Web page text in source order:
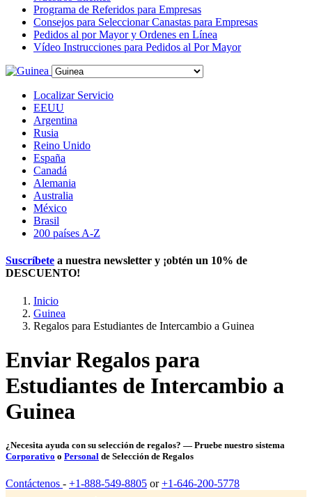
Programa de Referidos para Empresas
Consejos para Seleccionar Canastas para Empresas
Pedidos al por Mayor y Ordenes en Línea
Vídeo Instrucciones para Pedidos al Por Mayor
Localizar Servicio
EEUU
Argentina
Rusia
Reino Unido
España
Canadá
Alemania
Australia
México
Brasil
200 países A-Z
Suscríbete a nuestra newsletter y ¡obtén un 10% de
DESCUENTO!
Inicio
Guinea
Regalos para Estudiantes de Intercambio a Guinea
Enviar Regalos para
Estudiantes de Intercambio a
Guinea
¿Necesita ayuda con su selección de regalos? — Pruebe nuestro sistema
Corporativo o Personal de Selección de Regalos
Contáctenos - +1-888-549-8805 or+1-646-200-5778